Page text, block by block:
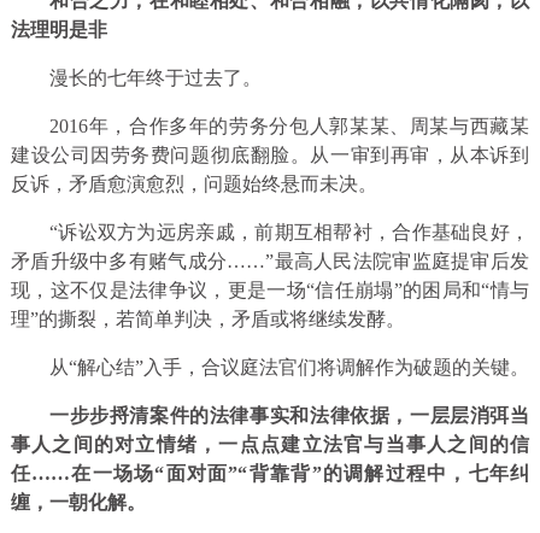
法理明是非
漫长的七年终于过去了。
2016年，合作多年的劳务分包人郭某某、周某与西藏某
建设公司因劳务费问题彻底翻脸。从一审到再审，从本诉到
反诉，矛盾愈演愈烈，问题始终悬而未决。
“诉讼双方为远房亲戚，前期互相帮衬，合作基础良好，
矛盾升级中多有赌气成分……”最高人民法院审监庭提审后发
现，这不仅是法律争议，更是一场“信任崩塌”的困局和“情与
理”的撕裂，若简单判决，矛盾或将继续发酵。
从“解心结”入手，合议庭法官们将调解作为破题的关键。
一步步捋清案件的法律事实和法律依据，一层层消弭当
事人之间的对立情绪，一点点建立法官与当事人之间的信
任……在一场场“面对面”“背靠背”的调解过程中，七年纠
缠，一朝化解。